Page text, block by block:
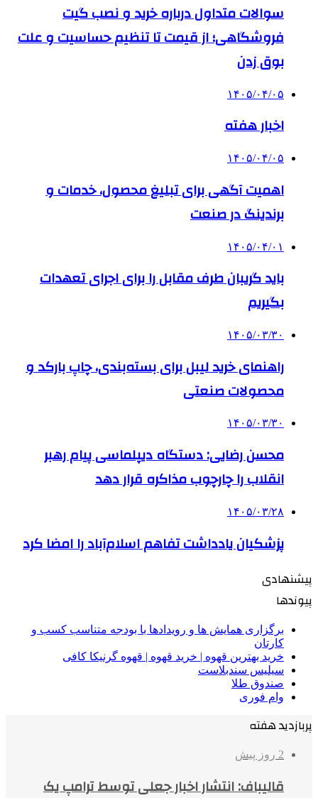
سوالات متداول درباره خرید و نصب گیت
فروشگاهی؛ از قیمت تا تنظیم حساسیت و علت
بوق زدن
۱۴۰۵/۰۴/۰۵
اخبار هفته
۱۴۰۵/۰۴/۰۵
اهمیت آگهی برای تبلیغ محصول، خدمات و
برندینگ در صنعت
۱۴۰۵/۰۴/۰۱
باید گریبان طرف مقابل را برای اجرای تعهدات
بگیریم
۱۴۰۵/۰۳/۳۰
راهنمای خرید لیبل برای بسته‌بندی، چاپ بارکد و
محصولات صنعتی
۱۴۰۵/۰۳/۳۰
محسن رضایی: دستگاه دیپلماسی پیام رهبر
انقلاب را چارچوب مذاکره قرار دهد
۱۴۰۵/۰۳/۲۸
پزشکیان یادداشت تفاهم اسلام‌آباد را امضا کرد
پیشنهادی
پیوندها
برگزاری همایش ها و رویدادها با بودجه متناسب کسب و
کارتان
خرید بهترین قهوه | خرید قهوه | قهوه گرنیکا کافی
سیلیس سندبلاست
صندوق طلا
وام فوری
پربازدید هفته
2 روز پیش
قالیباف: انتشار اخبار جعلی توسط ترامپ یک